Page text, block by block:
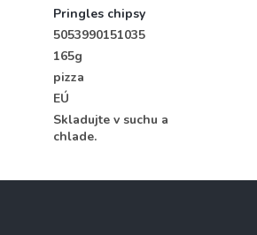
Pringles chipsy
5053990151035
165g
pizza
EÚ
Skladujte v suchu a
chlade.